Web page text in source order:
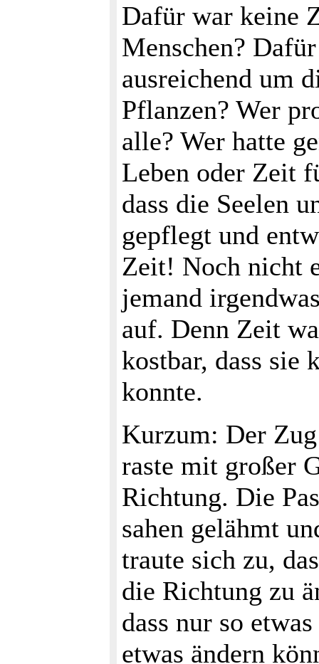
Dafür war keine
Menschen?
ausreichend um
Pflanzen? Wer
alle? Wer hatte
Leben oder Zeit
dass die Seelen
gepflegt und
Zeit! Noch nicht
jemand
auf. Denn Zeit
kostbar, dass sie
konnte.
Kurzum: Der
raste mit großer
Richtung. Die
sahen gelähmt
traute sich zu,
die Richtung zu
dass nur so
etwas ändern